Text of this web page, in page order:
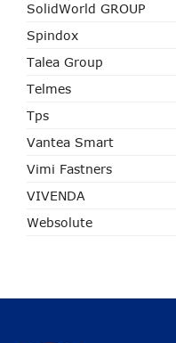
SolidWorld GROUP
Spindox
Talea Group
Telmes
Tps
Vantea Smart
Vimi Fastners
VIVENDA
Websolute